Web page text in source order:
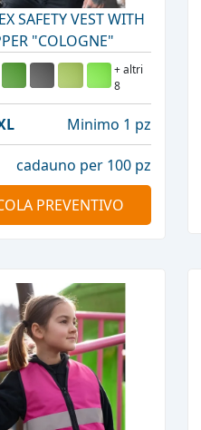
SAFETY VEST WITH
"COLOGNE"
+ altri
8
Minimo 1 pz
cadauno per 100 pz
PREVENTIVO